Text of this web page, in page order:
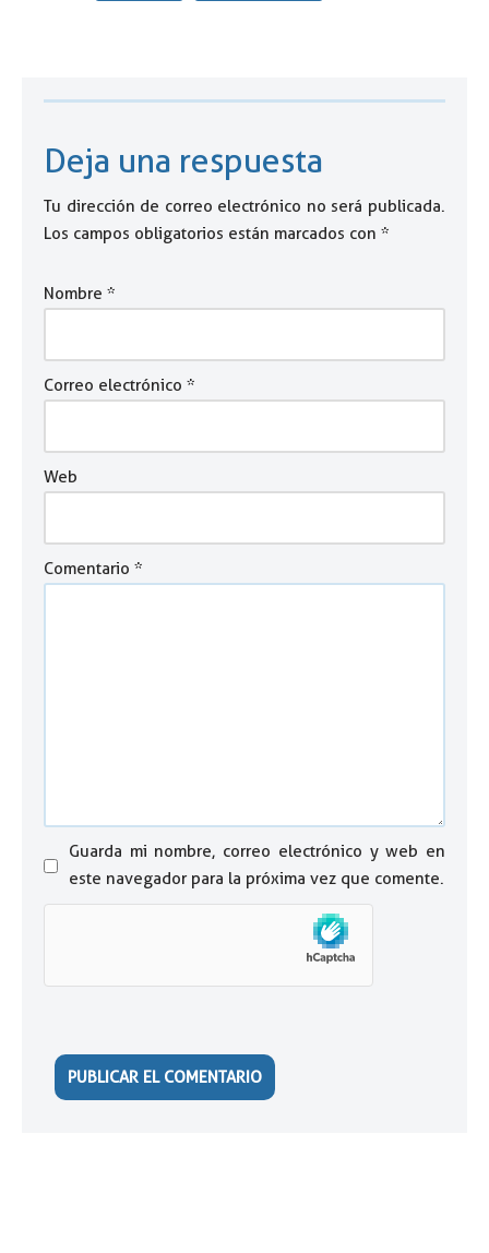
Deja una respuesta
Tu dirección de correo electrónico no será publicada.
Los campos obligatorios están marcados con *
Nombre *
Correo electrónico *
Web
Comentario *
Guarda mi nombre, correo electrónico y web en
este navegador para la próxima vez que comente.